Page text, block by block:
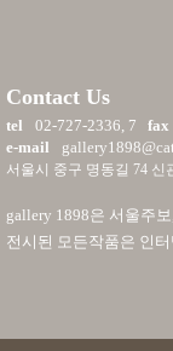
Contact Us
tel 02-727-2336, 7 fax
e-mail
서울시 중구 명동길 74 신
gallery 1898은 서울주
전시된 모든작품은 인